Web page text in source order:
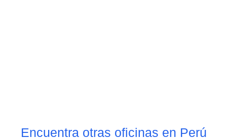
Encuentra otras oficinas en Perú